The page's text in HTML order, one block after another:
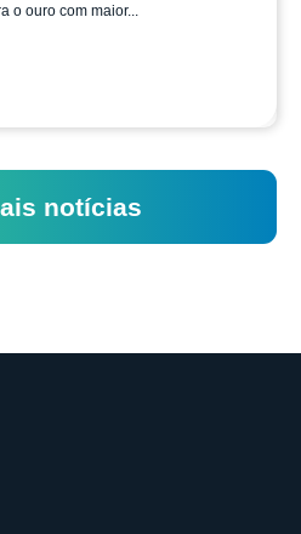
o ouro com maior...
notícias